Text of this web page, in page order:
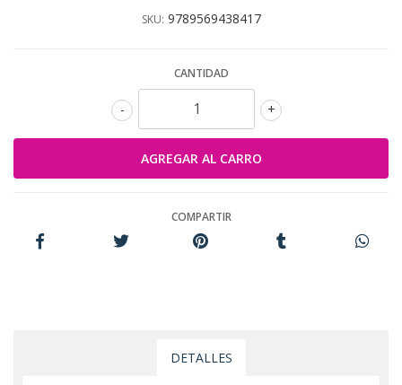
SKU: 9789569438417
CANTIDAD
+
-
COMPARTIR
DETALLES